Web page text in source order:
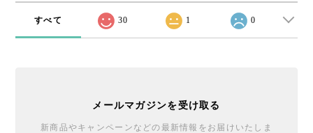
すべて 30 1 0
メールマガジンを受け取る
新商品やキャンペーンなどの最新情報をお届けいたしま